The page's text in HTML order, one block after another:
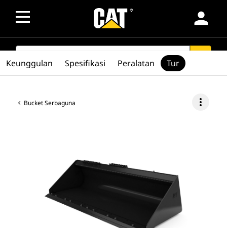
person
SEARCH
Bucket Serbaguna more_vert
Keunggulan Spesifikasi Peralatan Tur